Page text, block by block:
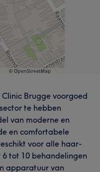
Brugge voorgoed
te hebben
van moderne en
en comfortabele
voor alle haar-
tot 10 behandelingen
apparatuur van